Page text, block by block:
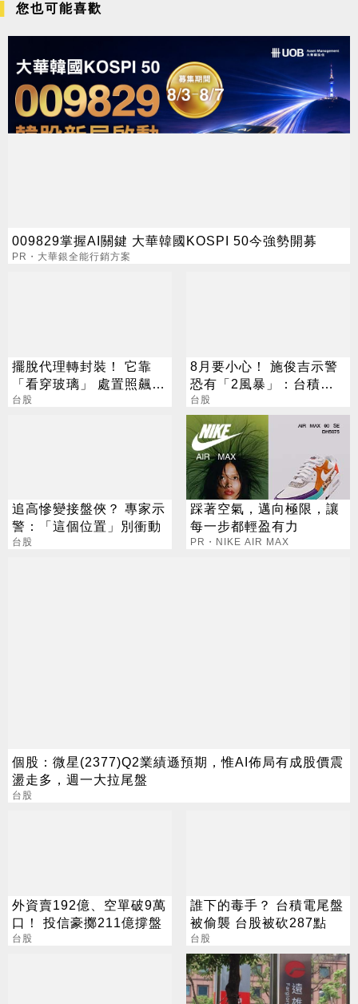
您也可能喜歡
009829掌握AI關鍵 大華韓國KOSPI 50今強勢開募
PR・大華銀全能行銷方案
擺脫代理轉封裝！ 它靠
「看穿玻璃」 處置照飆2
漲停
台股
8月要小心！ 施俊吉示警
恐有「2風暴」：台積電
也難逃
台股
追高慘變接盤俠？ 專家示
警：「這個位置」別衝動
台股
踩著空氣，邁向極限，讓
每一步都輕盈有力
PR・NIKE AIR MAX
個股：微星(2377)Q2業績遜預期，惟AI佈局有成股價震
盪走多，週一大拉尾盤
台股
外資賣192億、空單破9萬
口！ 投信豪擲211億撐盤
台股
誰下的毒手？ 台積電尾盤
被偷襲 台股被砍287點
台股